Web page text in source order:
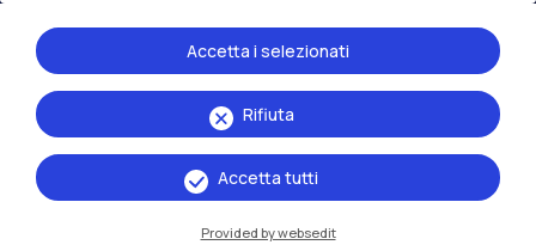
Rifiuta
Accetta i selezionati
Accetta tutti
Provided by websedit